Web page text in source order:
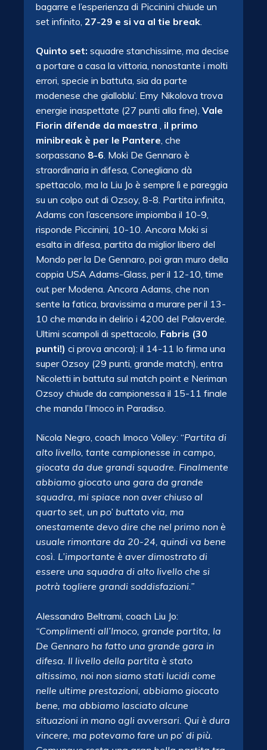
bagarre e l’esperienza di Piccinini chiude un
set infinito, 27-29 e si va al tie break.
Quinto set: squadre stanchissime, ma decise
a portare a casa la vittoria, nonostante i molti
errori, specie in battuta, sia da parte
modenese che gialloblu’. Emy Nikolova trova
energie inaspettate (27 punti alla fine), Vale
Fiorin difende da maestra , il primo
minibreak è per le Pantere, che
sorpassano 8-6. Moki De Gennaro è
straordinaria in difesa, Conegliano dà
spettacolo, ma la Liu Jo è sempre lì e pareggia
su un colpo out di Ozsoy, 8-8. Partita infinita,
Adams con l’ascensore impiomba il 10-9,
risponde Piccinini, 10-10. Ancora Moki si
esalta in difesa, partita da miglior libero del
Mondo per la De Gennaro, poi gran muro della
coppia USA Adams-Glass, per il 12-10, time
out per Modena. Ancora Adams, che non
sente la fatica, bravissima a murare per il 13-
10 che manda in delirio i 4200 del Palaverde.
Ultimi scampoli di spettacolo, Fabris (30
punti!) ci prova ancora): il 14-11 lo firma una
super Ozsoy (29 punti, grande match), entra
Nicoletti in battuta sul match point e Neriman
Ozsoy chiude da campionessa il 15-11 finale
che manda l’Imoco in Paradiso.
Nicola Negro, coach Imoco Volley: “Partita di
alto livello, tante campionesse in campo,
giocata da due grandi squadre. Finalmente
abbiamo giocato una gara da grande
squadra, mi spiace non aver chiuso al
quarto set, un po’ buttato via, ma
onestamente devo dire che nel primo non è
usuale rimontare da 20-24, quindi va bene
così. L’importante è aver dimostrato di
essere una squadra di alto livello che si
potrà togliere grandi soddisfazioni.”
Alessandro Beltrami, coach Liu Jo:
“Complimenti all’Imoco, grande partita, la
De Gennaro ha fatto una grande gara in
difesa. Il livello della partita è stato
altissimo, noi non siamo stati lucidi come
nelle ultime prestazioni, abbiamo giocato
bene, ma abbiamo lasciato alcune
situazioni in mano agli avversari. Qui è dura
vincere, ma potevamo fare un po’ di più.